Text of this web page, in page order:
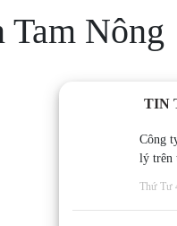
Tam Nông
TIN
Công
lý trên
Thứ Tư